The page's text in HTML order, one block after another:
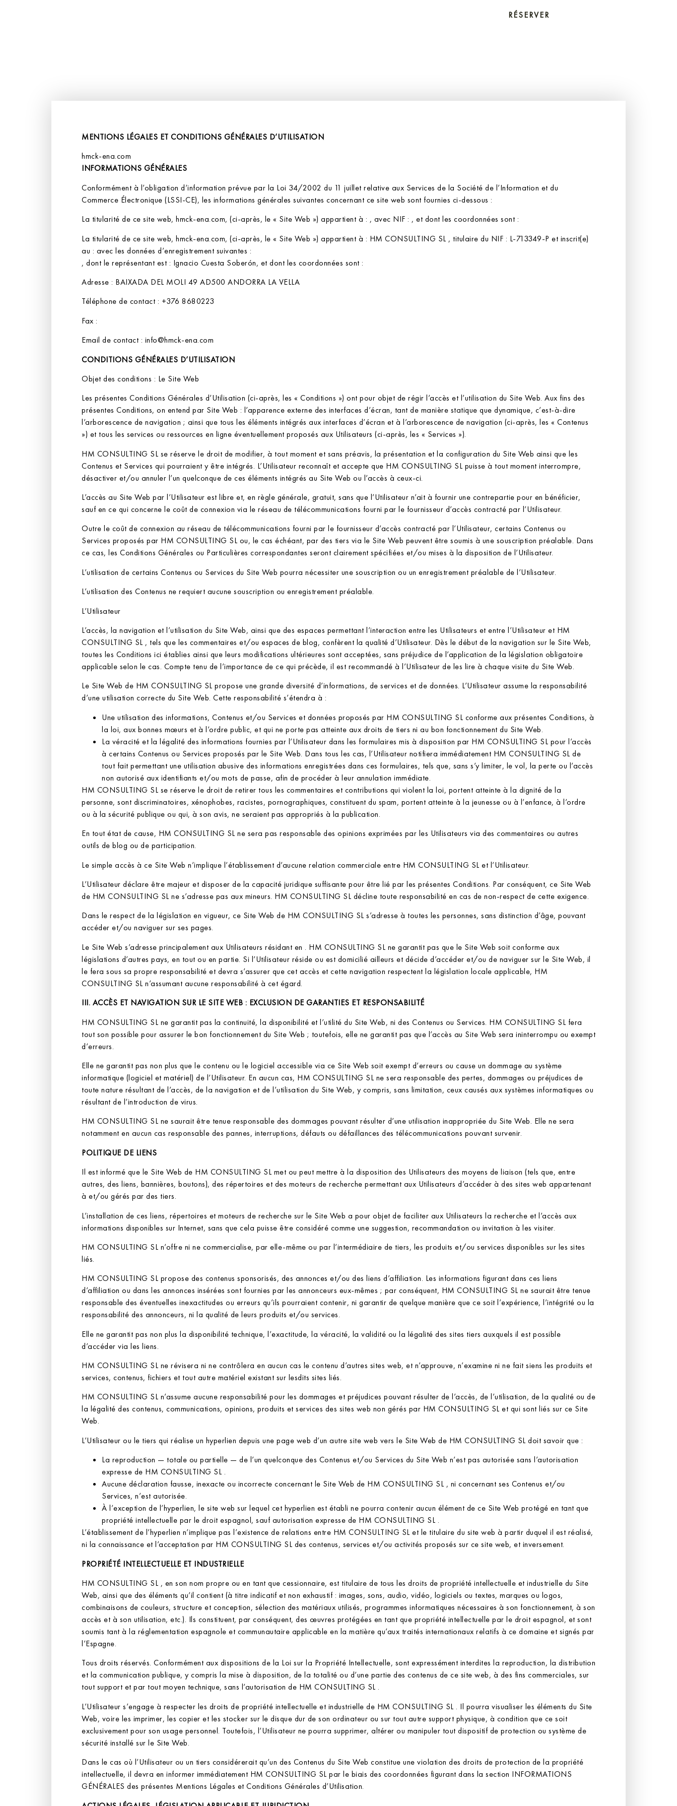
RÉSERVER
RÉSERVER
MENTIONS LÉGALES ET CONDITIONS GÉNÉRALES D’UTILISATION
hmck-ena.com
INFORMATIONS GÉNÉRALES
Conformément à l’obligation d’information prévue par la Loi 34/2002 du 11 juillet relative aux Services de la Société de l’Information et du
Commerce Électronique (LSSI-CE), les informations générales suivantes concernant ce site web sont fournies ci-dessous :
La titularité de ce site web, hmck-ena.com, (ci-après, le « Site Web ») appartient à : , avec NIF : , et dont les coordonnées sont :
La titularité de ce site web, hmck-ena.com, (ci-après, le « Site Web ») appartient à : HM CONSULTING SL , titulaire du NIF : L-713349-P et inscrit(e)
au : avec les données d’enregistrement suivantes :
, dont le représentant est : Ignacio Cuesta Soberón, et dont les coordonnées sont :
Adresse : BAIXADA DEL MOLI 49 AD500 ANDORRA LA VELLA
Téléphone de contact : +376 8680223
Fax :
Email de contact : info@hmck-ena.com
CONDITIONS GÉNÉRALES D’UTILISATION
Objet des conditions : Le Site Web
Les présentes Conditions Générales d’Utilisation (ci-après, les « Conditions ») ont pour objet de régir l’accès et l’utilisation du Site Web. Aux fins des
présentes Conditions, on entend par Site Web : l’apparence externe des interfaces d’écran, tant de manière statique que dynamique, c’est-à-dire
l’arborescence de navigation ; ainsi que tous les éléments intégrés aux interfaces d’écran et à l’arborescence de navigation (ci-après, les « Contenus
») et tous les services ou ressources en ligne éventuellement proposés aux Utilisateurs (ci-après, les « Services »).
HM CONSULTING SL se réserve le droit de modifier, à tout moment et sans préavis, la présentation et la configuration du Site Web ainsi que les
Contenus et Services qui pourraient y être intégrés. L’Utilisateur reconnaît et accepte que HM CONSULTING SL puisse à tout moment interrompre,
désactiver et/ou annuler l’un quelconque de ces éléments intégrés au Site Web ou l’accès à ceux-ci.
L’accès au Site Web par l’Utilisateur est libre et, en règle générale, gratuit, sans que l’Utilisateur n’ait à fournir une contrepartie pour en bénéficier,
sauf en ce qui concerne le coût de connexion via le réseau de télécommunications fourni par le fournisseur d’accès contracté par l’Utilisateur.
Outre le coût de connexion au réseau de télécommunications fourni par le fournisseur d’accès contracté par l’Utilisateur, certains Contenus ou
Services proposés par HM CONSULTING SL ou, le cas échéant, par des tiers via le Site Web peuvent être soumis à une souscription préalable. Dans
ce cas, les Conditions Générales ou Particulières correspondantes seront clairement spécifiées et/ou mises à la disposition de l’Utilisateur.
L’utilisation de certains Contenus ou Services du Site Web pourra nécessiter une souscription ou un enregistrement préalable de l’Utilisateur.
L’utilisation des Contenus ne requiert aucune souscription ou enregistrement préalable.
L’Utilisateur
L’accès, la navigation et l’utilisation du Site Web, ainsi que des espaces permettant l’interaction entre les Utilisateurs et entre l’Utilisateur et HM
CONSULTING SL , tels que les commentaires et/ou espaces de blog, confèrent la qualité d’Utilisateur. Dès le début de la navigation sur le Site Web,
toutes les Conditions ici établies ainsi que leurs modifications ultérieures sont acceptées, sans préjudice de l’application de la législation obligatoire
applicable selon le cas. Compte tenu de l’importance de ce qui précède, il est recommandé à l’Utilisateur de les lire à chaque visite du Site Web.
Le Site Web de HM CONSULTING SL propose une grande diversité d’informations, de services et de données. L’Utilisateur assume la responsabilité
d’une utilisation correcte du Site Web. Cette responsabilité s’étendra à :
Une utilisation des informations, Contenus et/ou Services et données proposés par HM CONSULTING SL conforme aux présentes Conditions, à
la loi, aux bonnes mœurs et à l’ordre public, et qui ne porte pas atteinte aux droits de tiers ni au bon fonctionnement du Site Web.
La véracité et la légalité des informations fournies par l’Utilisateur dans les formulaires mis à disposition par HM CONSULTING SL pour l’accès
à certains Contenus ou Services proposés par le Site Web. Dans tous les cas, l’Utilisateur notifiera immédiatement HM CONSULTING SL de
tout fait permettant une utilisation abusive des informations enregistrées dans ces formulaires, tels que, sans s’y limiter, le vol, la perte ou l’accès
non autorisé aux identifiants et/ou mots de passe, afin de procéder à leur annulation immédiate.
HM CONSULTING SL se réserve le droit de retirer tous les commentaires et contributions qui violent la loi, portent atteinte à la dignité de la
personne, sont discriminatoires, xénophobes, racistes, pornographiques, constituent du spam, portent atteinte à la jeunesse ou à l’enfance, à l’ordre
ou à la sécurité publique ou qui, à son avis, ne seraient pas appropriés à la publication.
En tout état de cause, HM CONSULTING SL ne sera pas responsable des opinions exprimées par les Utilisateurs via des commentaires ou autres
outils de blog ou de participation.
Le simple accès à ce Site Web n’implique l’établissement d’aucune relation commerciale entre HM CONSULTING SL et l’Utilisateur.
L’Utilisateur déclare être majeur et disposer de la capacité juridique suffisante pour être lié par les présentes Conditions. Par conséquent, ce Site Web
de HM CONSULTING SL ne s’adresse pas aux mineurs. HM CONSULTING SL décline toute responsabilité en cas de non-respect de cette exigence.
Dans le respect de la législation en vigueur, ce Site Web de HM CONSULTING SL s’adresse à toutes les personnes, sans distinction d’âge, pouvant
accéder et/ou naviguer sur ses pages.
Le Site Web s’adresse principalement aux Utilisateurs résidant en . HM CONSULTING SL ne garantit pas que le Site Web soit conforme aux
législations d’autres pays, en tout ou en partie. Si l’Utilisateur réside ou est domicilié ailleurs et décide d’accéder et/ou de naviguer sur le Site Web, il
le fera sous sa propre responsabilité et devra s’assurer que cet accès et cette navigation respectent la législation locale applicable, HM
CONSULTING SL n’assumant aucune responsabilité à cet égard.
III. ACCÈS ET NAVIGATION SUR LE SITE WEB : EXCLUSION DE GARANTIES ET RESPONSABILITÉ
HM CONSULTING SL ne garantit pas la continuité, la disponibilité et l’utilité du Site Web, ni des Contenus ou Services. HM CONSULTING SL fera
tout son possible pour assurer le bon fonctionnement du Site Web ; toutefois, elle ne garantit pas que l’accès au Site Web sera ininterrompu ou exempt
d’erreurs.
Elle ne garantit pas non plus que le contenu ou le logiciel accessible via ce Site Web soit exempt d’erreurs ou cause un dommage au système
informatique (logiciel et matériel) de l’Utilisateur. En aucun cas, HM CONSULTING SL ne sera responsable des pertes, dommages ou préjudices de
toute nature résultant de l’accès, de la navigation et de l’utilisation du Site Web, y compris, sans limitation, ceux causés aux systèmes informatiques ou
résultant de l’introduction de virus.
HM CONSULTING SL ne saurait être tenue responsable des dommages pouvant résulter d’une utilisation inappropriée du Site Web. Elle ne sera
notamment en aucun cas responsable des pannes, interruptions, défauts ou défaillances des télécommunications pouvant survenir.
POLITIQUE DE LIENS
Il est informé que le Site Web de HM CONSULTING SL met ou peut mettre à la disposition des Utilisateurs des moyens de liaison (tels que, entre
autres, des liens, bannières, boutons), des répertoires et des moteurs de recherche permettant aux Utilisateurs d’accéder à des sites web appartenant
à et/ou gérés par des tiers.
L’installation de ces liens, répertoires et moteurs de recherche sur le Site Web a pour objet de faciliter aux Utilisateurs la recherche et l’accès aux
informations disponibles sur Internet, sans que cela puisse être considéré comme une suggestion, recommandation ou invitation à les visiter.
HM CONSULTING SL n’offre ni ne commercialise, par elle-même ou par l’intermédiaire de tiers, les produits et/ou services disponibles sur les sites
liés.
HM CONSULTING SL propose des contenus sponsorisés, des annonces et/ou des liens d’affiliation. Les informations figurant dans ces liens
d’affiliation ou dans les annonces insérées sont fournies par les annonceurs eux-mêmes ; par conséquent, HM CONSULTING SL ne saurait être tenue
responsable des éventuelles inexactitudes ou erreurs qu’ils pourraient contenir, ni garantir de quelque manière que ce soit l’expérience, l’intégrité ou la
responsabilité des annonceurs, ni la qualité de leurs produits et/ou services.
Elle ne garantit pas non plus la disponibilité technique, l’exactitude, la véracité, la validité ou la légalité des sites tiers auxquels il est possible
d’accéder via les liens.
HM CONSULTING SL ne révisera ni ne contrôlera en aucun cas le contenu d’autres sites web, et n’approuve, n’examine ni ne fait siens les produits et
services, contenus, fichiers et tout autre matériel existant sur lesdits sites liés.
HM CONSULTING SL n’assume aucune responsabilité pour les dommages et préjudices pouvant résulter de l’accès, de l’utilisation, de la qualité ou de
la légalité des contenus, communications, opinions, produits et services des sites web non gérés par HM CONSULTING SL et qui sont liés sur ce Site
Web.
L’Utilisateur ou le tiers qui réalise un hyperlien depuis une page web d’un autre site web vers le Site Web de HM CONSULTING SL doit savoir que :
La reproduction — totale ou partielle — de l’un quelconque des Contenus et/ou Services du Site Web n’est pas autorisée sans l’autorisation
expresse de HM CONSULTING SL .
Aucune déclaration fausse, inexacte ou incorrecte concernant le Site Web de HM CONSULTING SL , ni concernant ses Contenus et/ou
Services, n’est autorisée.
À l’exception de l’hyperlien, le site web sur lequel cet hyperlien est établi ne pourra contenir aucun élément de ce Site Web protégé en tant que
propriété intellectuelle par le droit espagnol, sauf autorisation expresse de HM CONSULTING SL .
L’établissement de l’hyperlien n’implique pas l’existence de relations entre HM CONSULTING SL et le titulaire du site web à partir duquel il est réalisé,
ni la connaissance et l’acceptation par HM CONSULTING SL des contenus, services et/ou activités proposés sur ce site web, et inversement.
PROPRIÉTÉ INTELLECTUELLE ET INDUSTRIELLE
HM CONSULTING SL , en son nom propre ou en tant que cessionnaire, est titulaire de tous les droits de propriété intellectuelle et industrielle du Site
Web, ainsi que des éléments qu’il contient (à titre indicatif et non exhaustif : images, sons, audio, vidéo, logiciels ou textes, marques ou logos,
combinaisons de couleurs, structure et conception, sélection des matériaux utilisés, programmes informatiques nécessaires à son fonctionnement, à son
accès et à son utilisation, etc.). Ils constituent, par conséquent, des œuvres protégées en tant que propriété intellectuelle par le droit espagnol, et sont
soumis tant à la réglementation espagnole et communautaire applicable en la matière qu’aux traités internationaux relatifs à ce domaine et signés par
l’Espagne.
Tous droits réservés. Conformément aux dispositions de la Loi sur la Propriété Intellectuelle, sont expressément interdites la reproduction, la distribution
et la communication publique, y compris la mise à disposition, de la totalité ou d’une partie des contenus de ce site web, à des fins commerciales, sur
tout support et par tout moyen technique, sans l’autorisation de HM CONSULTING SL .
L’Utilisateur s’engage à respecter les droits de propriété intellectuelle et industrielle de HM CONSULTING SL . Il pourra visualiser les éléments du Site
Web, voire les imprimer, les copier et les stocker sur le disque dur de son ordinateur ou sur tout autre support physique, à condition que ce soit
exclusivement pour son usage personnel. Toutefois, l’Utilisateur ne pourra supprimer, altérer ou manipuler tout dispositif de protection ou système de
sécurité installé sur le Site Web.
Dans le cas où l’Utilisateur ou un tiers considérerait qu’un des Contenus du Site Web constitue une violation des droits de protection de la propriété
intellectuelle, il devra en informer immédiatement HM CONSULTING SL par le biais des coordonnées figurant dans la section INFORMATIONS
GÉNÉRALES des présentes Mentions Légales et Conditions Générales d’Utilisation.